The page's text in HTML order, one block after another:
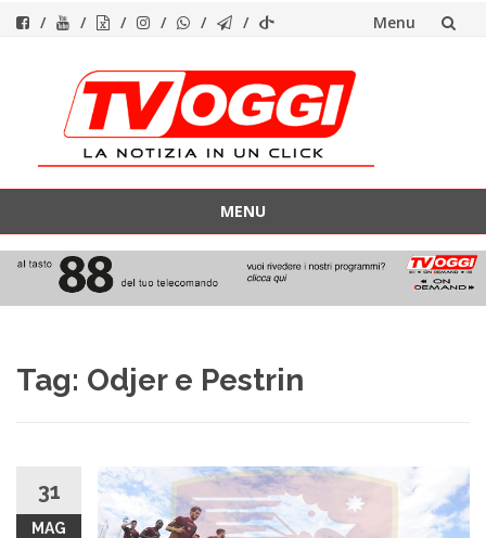
Menu
contenuto
MENU
contenuto
Tag: Odjer e Pestrin
31
MAG